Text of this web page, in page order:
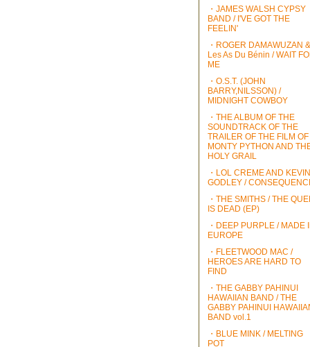
・JAMES WALSH CYPSY
BAND / I'VE GOT THE
FEELIN'
・ROGER DAMAWUZAN &
Les As Du Bénin / WAIT
ME
・O.S.T. (JOHN
BARRY,NILSSON) /
MIDNIGHT COWBOY
・THE ALBUM OF THE
SOUNDTRACK OF THE
TRAILER OF THE FILM OF
MONTY PYTHON AND
HOLY GRAIL
・LOL CREME AND KEVIN
GODLEY /
・THE SMITHS / THE
IS DEAD (EP)
・DEEP PURPLE / MADE
EUROPE
・FLEETWOOD MAC /
HEROES ARE HARD TO
FIND
・THE GABBY PAHINUI
HAWAIIAN BAND / THE
GABBY PAHINUI
BAND vol.1
・BLUE MINK / MELTING
POT